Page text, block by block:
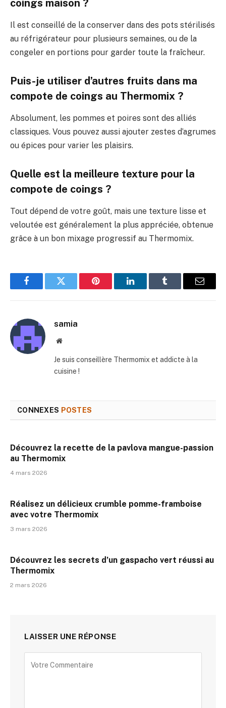
coings maison ?
Il est conseillé de la conserver dans des pots stérilisés
au réfrigérateur pour plusieurs semaines, ou de la
congeler en portions pour garder toute la fraîcheur.
Puis-je utiliser d’autres fruits dans ma
compote de coings au Thermomix ?
Absolument, les pommes et poires sont des alliés
classiques. Vous pouvez aussi ajouter zestes d’agrumes
ou épices pour varier les plaisirs.
Quelle est la meilleure texture pour la
compote de coings ?
Tout dépend de votre goût, mais une texture lisse et
veloutée est généralement la plus appréciée, obtenue
grâce à un bon mixage progressif au Thermomix.
FacebookTwitter Pinterest LinkedInTumblr
E-
samia
Site
Je suis conseillère Thermomix et addicte à la
cuisine !
CONNEXES POSTES
Découvrez la recette de la pavlova mangue-passion
au Thermomix
4 mars 2026
Réalisez un délicieux crumble pomme-framboise
avec votre Thermomix
3 mars 2026
Découvrez les secrets d’un gaspacho vert réussi au
Thermomix
2 mars 2026
LAISSER UNE RÉPONSE